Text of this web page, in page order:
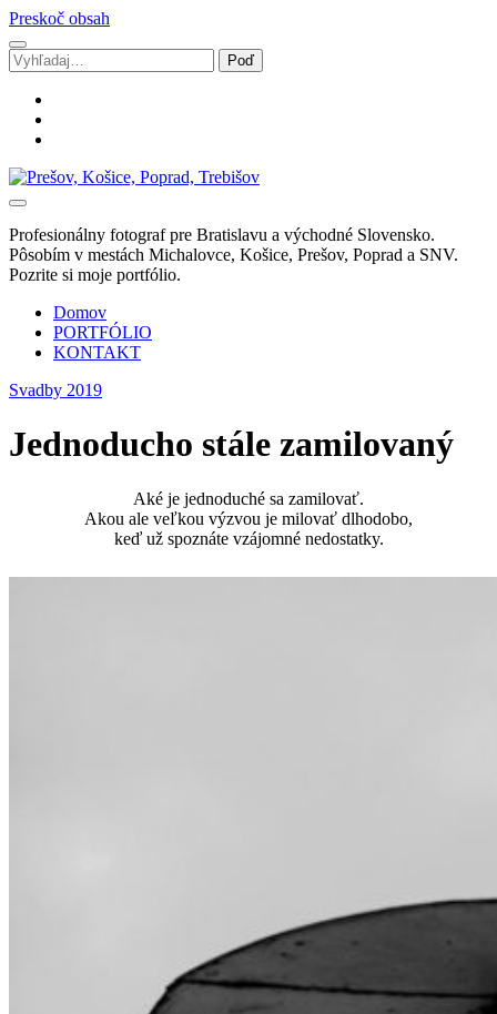
Preskoč obsah
Vyhľadávanie
Svadobný
fotograf
Zalibera
|
Spišská
Profesionálny fotograf pre Bratislavu a východné Slovensko.
Pôsobím v mestách Michalovce, Košice, Prešov, Poprad a SNV.
Pozrite si moje portfólio.
Domov
PORTFÓLIO
KONTAKT
Svadby 2019
Jednoducho stále zamilovaný
Aké je jednoduché sa zamilovať.
Akou ale veľkou výzvou je milovať dlhodobo,
keď už spoznáte vzájomné nedostatky.